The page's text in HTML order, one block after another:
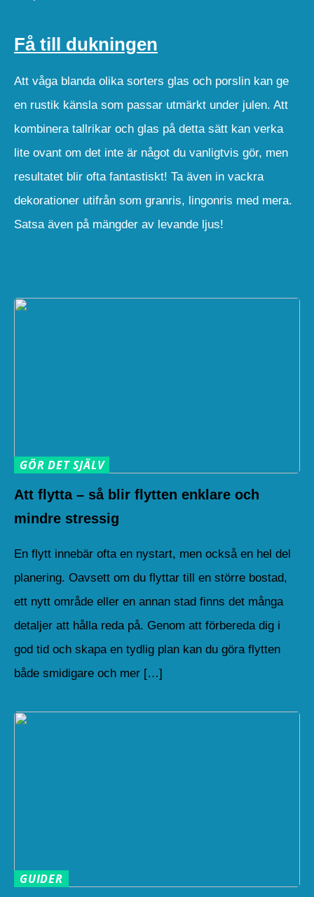
Få till dukningen
Att våga blanda olika sorters glas och porslin kan ge
en rustik känsla som passar utmärkt under julen. Att
kombinera tallrikar och glas på detta sätt kan verka
lite ovant om det inte är något du vanligtvis gör, men
resultatet blir ofta fantastiskt! Ta även in vackra
dekorationer utifrån som granris, lingonris med mera.
Satsa även på mängder av levande ljus!
GÖR DET SJÄLV
Att flytta – så blir flytten enklare och
mindre stressig
En flytt innebär ofta en nystart, men också en hel del
planering. Oavsett om du flyttar till en större bostad,
ett nytt område eller en annan stad finns det många
detaljer att hålla reda på. Genom att förbereda dig i
god tid och skapa en tydlig plan kan du göra flytten
både smidigare och mer […]
GUIDER